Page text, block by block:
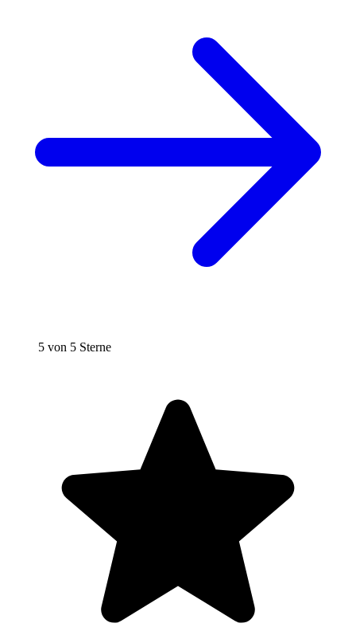
5 von 5 Sterne